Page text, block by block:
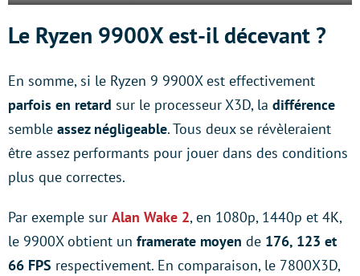
Le Ryzen 9900X est-il décevant ?
En somme, si le Ryzen 9 9900X est effectivement
parfois en retard sur le processeur X3D, la différence
semble assez négligeable. Tous deux se révèleraient
être assez performants pour jouer dans des conditions
plus que correctes.
Par exemple sur Alan Wake 2, en 1080p, 1440p et 4K,
le 9900X obtient un framerate moyen de 176, 123 et
66 FPS respectivement. En comparaison, le 7800X3D,